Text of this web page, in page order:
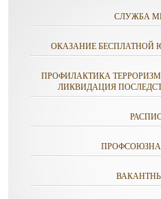
СЛУЖБА
ОКАЗАНИЕ
ПРОФИЛАКТИКА
ЛИКВИДАЦИЯ